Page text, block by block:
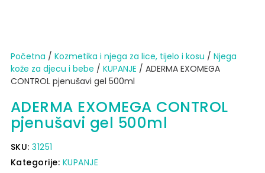
Početna / Kozmetika i njega za lice, tijelo i kosu / Njega
kože za djecu i bebe / KUPANJE / ADERMA EXOMEGA
CONTROL pjenušavi gel 500ml
ADERMA EXOMEGA CONTROL
pjenušavi gel 500ml
SKU:31251
Kategorije: KUPANJE